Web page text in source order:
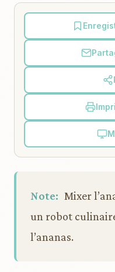
Note: Mixer
un robot
l’ananas.